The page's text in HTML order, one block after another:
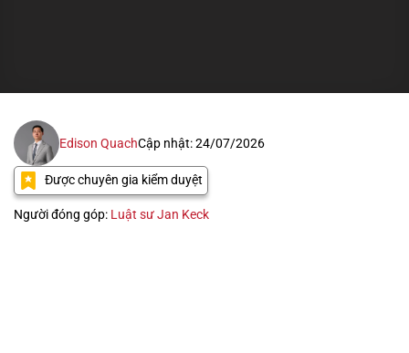
Edison QuachCập nhật: 24/07/2026
Được chuyên gia kiểm duyệt
Người đóng góp: Luật sư Jan Keck